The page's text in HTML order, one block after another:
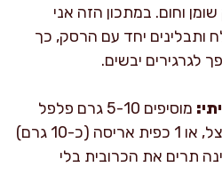
וחום. במתכון הזה אני
ותבלינים יחד עם הרסק, כך
לגרגירים יבשים.
מוסיפים 5-10 גרם פלפל
חריף טרי קצוץ יחד עם הבצל, או 1 כפית אריסה (כ-10 גרם)
תרים את הכרובית בלי